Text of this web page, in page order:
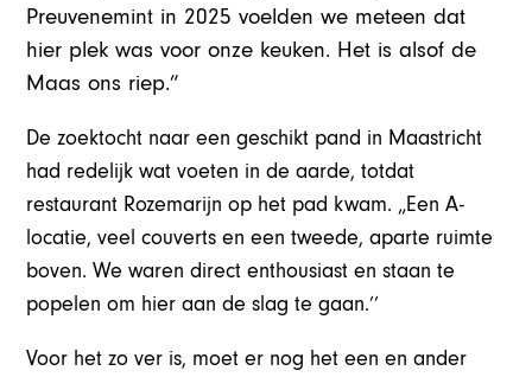
Preuvenemint in 2025 voelden we meteen dat
hier plek was voor onze keuken. Het is alsof de
Maas ons riep.”
De zoektocht naar een geschikt pand in Maastricht
had redelijk wat voeten in de aarde, totdat
restaurant Rozemarijn op het pad kwam. „Een A-
locatie, veel couverts en een tweede, aparte ruimte
boven. We waren direct enthousiast en staan te
popelen om hier aan de slag te gaan.’’
Voor het zo ver is, moet er nog het een en ander